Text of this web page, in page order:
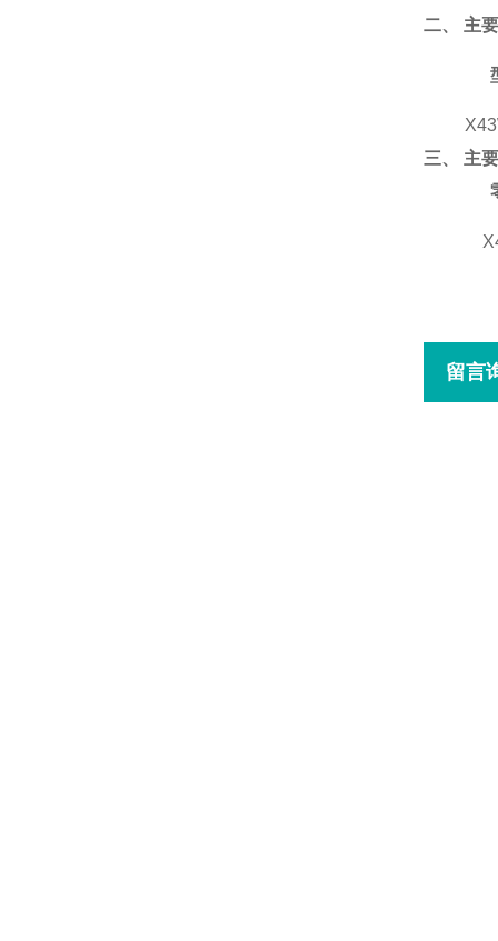
二、 主
三、
主
留言